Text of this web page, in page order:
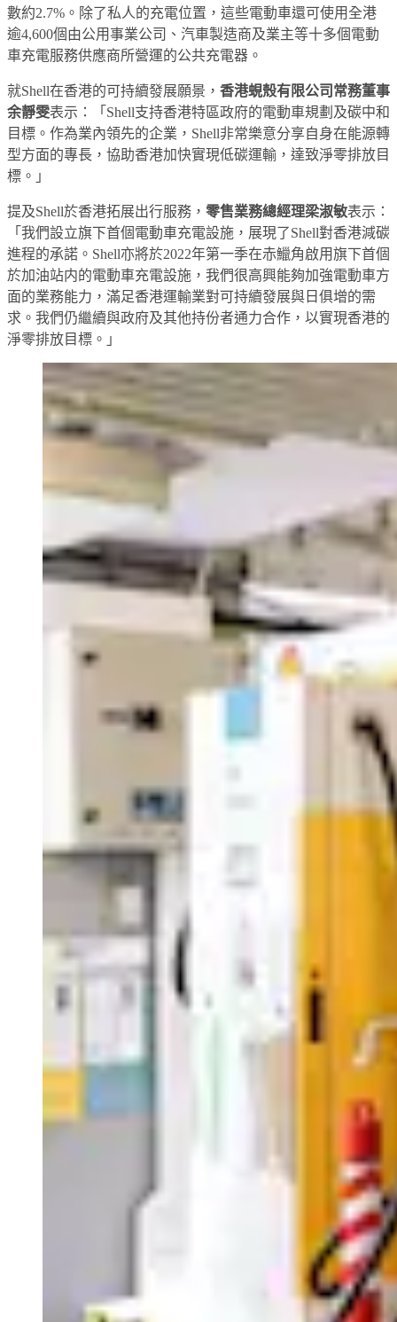
數約2.7%。除了私人的充電位置，這些電動車還可使用全港
逾4,600個由公用事業公司、汽車製造商及業主等十多個電動
車充電服務供應商所營運的公共充電器。
就Shell在香港的可持續發展願景， 香港蜆殼有限公司常務董事
余靜雯表示：「Shell支持香港特區政府的電動車規劃及碳中和
目標。作為業內領先的企業，Shell非常樂意分享自身在能源轉
型方面的專長，協助香港加快實現低碳運輸，達致淨零排放目
標。」
提及Shell於香港拓展出行服務， 零售業務總經理梁淑敏表示：
「我們設立旗下首個電動車充電設施，展現了Shell對香港減碳
進程的承諾。Shell亦將於2022年第一季在赤鱲角啟用旗下首個
於加油站内的電動車充電設施，我們很高興能夠加強電動車方
面的業務能力，滿足香港運輸業對可持續發展與日俱增的需
求。我們仍繼續與政府及其他持份者通力合作，以實現香港的
淨零排放目標。」